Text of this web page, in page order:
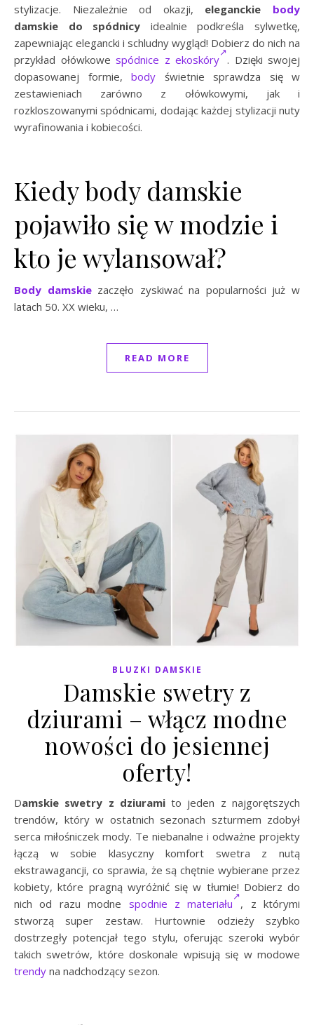
stylizacje. Niezależnie od okazji, eleganckie body
damskie do spódnicy idealnie podkreśla sylwetkę,
zapewniając elegancki i schludny wygląd! Dobierz do nich na
przykład ołówkowe spódnice z ekoskóry . Dzięki swojej
dopasowanej formie, body świetnie sprawdza się w
zestawieniach zarówno z ołówkowymi, jak i
rozkloszowanymi spódnicami, dodając każdej stylizacji nuty
wyrafinowania i kobiecości.
Kiedy body damskie
pojawiło się w modzie i
kto je wylansował?
Body damskiezaczęło zyskiwać na popularności już w
latach 50. XX wieku, …
READ MORE
BLUZKI DAMSKIE
Damskie swetry z
dziurami – włącz modne
nowości do jesiennej
oferty!
Damskie swetry z dziuramito jeden z najgorętszych
trendów, który w ostatnich sezonach szturmem zdobył
serca miłośniczek mody. Te niebanalne i odważne projekty
łączą w sobie klasyczny komfort swetra z nutą
ekstrawagancji, co sprawia, że są chętnie wybierane przez
kobiety, które pragną wyróżnić się w tłumie! Dobierz do
nich od razu modne spodnie z materiału
, z którymi
stworzą super zestaw. Hurtownie odzieży szybko
dostrzegły potencjał tego stylu, oferując szeroki wybór
takich swetrów, które doskonale wpisują się w modowe
trendy na nadchodzący sezon.